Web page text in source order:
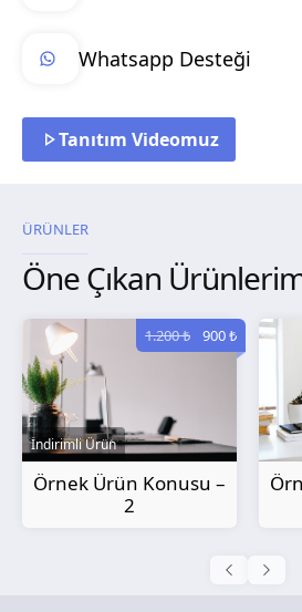
Whatsapp Desteği
Tanıtım Videomuz
ÜRÜNLER
Öne Çıkan
İndirimli Ürün
1.200 ₺ 900 ₺
Örnek Ürün Konusu –
2